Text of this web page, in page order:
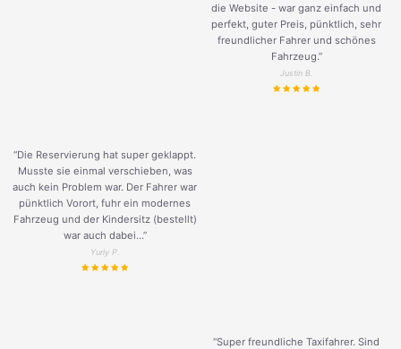
die Website - war ganz einfach und
perfekt, guter Preis, pünktlich, sehr
freundlicher Fahrer und schönes
Fahrzeug.”
Justin B.
“Die Reservierung hat super geklappt.
Musste sie einmal verschieben, was
auch kein Problem war. Der Fahrer war
pünktlich Vorort, fuhr ein modernes
Fahrzeug und der Kindersitz (bestellt)
war auch dabei...”
Yuriy P.
“Super freundliche Taxifahrer. Sind